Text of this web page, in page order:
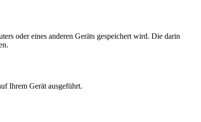
oder eines anderen Geräts gespeichert wird. Die darin
Ihrem Gerät ausgeführt.